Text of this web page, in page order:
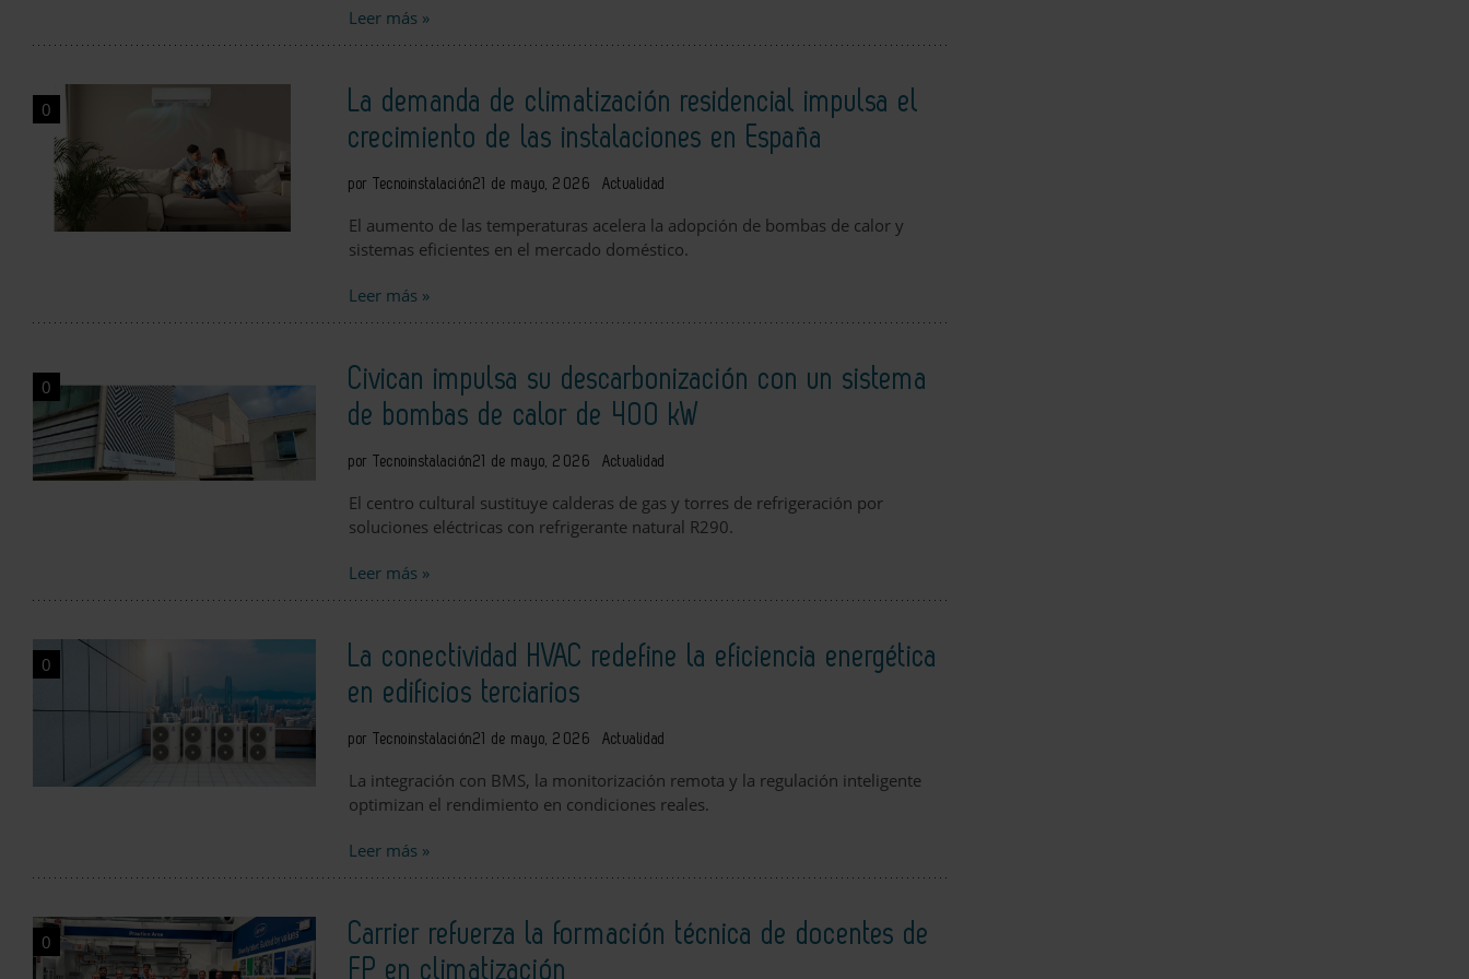
Leer más »
0
La demanda de climatización residencial impulsa el
crecimiento de las instalaciones en España
por Tecnoinstalación21 de mayo, 2026 Actualidad
El aumento de las temperaturas acelera la adopción de bombas de calor y
sistemas eficientes en el mercado doméstico.
Leer más »
0
Civican impulsa su descarbonización con un sistema
de bombas de calor de 400 kW
por Tecnoinstalación21 de mayo, 2026 Actualidad
El centro cultural sustituye calderas de gas y torres de refrigeración por
soluciones eléctricas con refrigerante natural R290.
Leer más »
0
La conectividad HVAC redefine la eficiencia energética
en edificios terciarios
por Tecnoinstalación21 de mayo, 2026 Actualidad
La integración con BMS, la monitorización remota y la regulación inteligente
optimizan el rendimiento en condiciones reales.
Leer más »
0
Carrier refuerza la formación técnica de docentes de
FP en climatización